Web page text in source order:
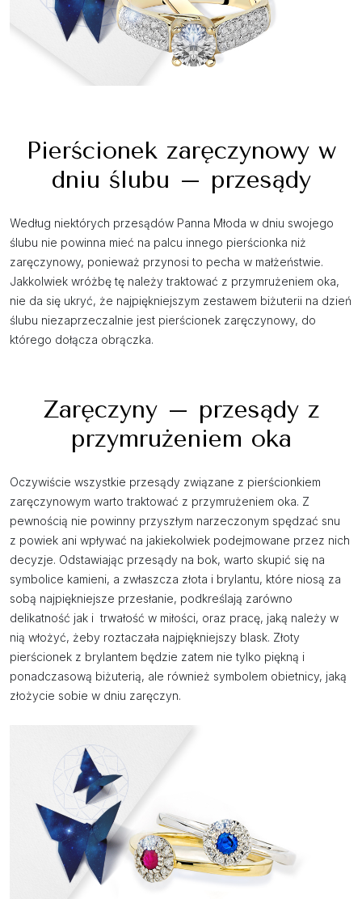
Pierścionek zaręczynowy w
dniu ślubu – przesądy
Według niektórych przesądów Panna Młoda w dniu swojego
ślubu nie powinna mieć na palcu innego pierścionka niż
zaręczynowy, ponieważ przynosi to pecha w małżeństwie.
Jakkolwiek wróżbę tę należy traktować z przymrużeniem oka,
nie da się ukryć, że najpiękniejszym zestawem biżuterii na dzień
ślubu niezaprzeczalnie jest pierścionek zaręczynowy, do
którego dołącza obrączka.
Zaręczyny – przesądy z
przymrużeniem oka
Oczywiście wszystkie przesądy związane z pierścionkiem
zaręczynowym warto traktować z przymrużeniem oka. Z
pewnością nie powinny przyszłym narzeczonym spędzać snu
z powiek ani wpływać na jakiekolwiek podejmowane przez nich
decyzje. Odstawiając przesądy na bok, warto skupić się na
symbolice kamieni, a zwłaszcza złota i brylantu, które niosą za
sobą najpiękniejsze przesłanie, podkreślają zarówno
delikatność jak i trwałość w miłości, oraz pracę, jaką należy w
nią włożyć, żeby roztaczała najpiękniejszy blask. Złoty
pierścionek z brylantem będzie zatem nie tylko piękną i
ponadczasową biżuterią, ale również symbolem obietnicy, jaką
złożycie sobie w dniu zaręczyn.